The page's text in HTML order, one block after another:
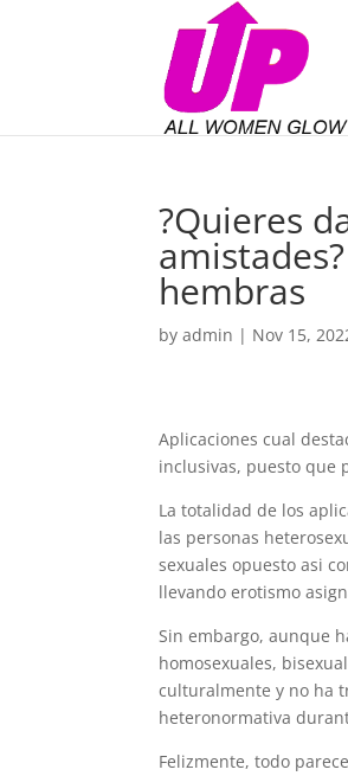
?Quieres
hembras
byadmin | Nov 15,
Aplicaciones cual
inclusivas, puesto que
La totalidad de los
las personas
sexuales opuesto asi­
llevando erotismo
Sin embargo, aunque
homosexuales,
culturalmente y no ha
heteronormativa
Felizmente, todo